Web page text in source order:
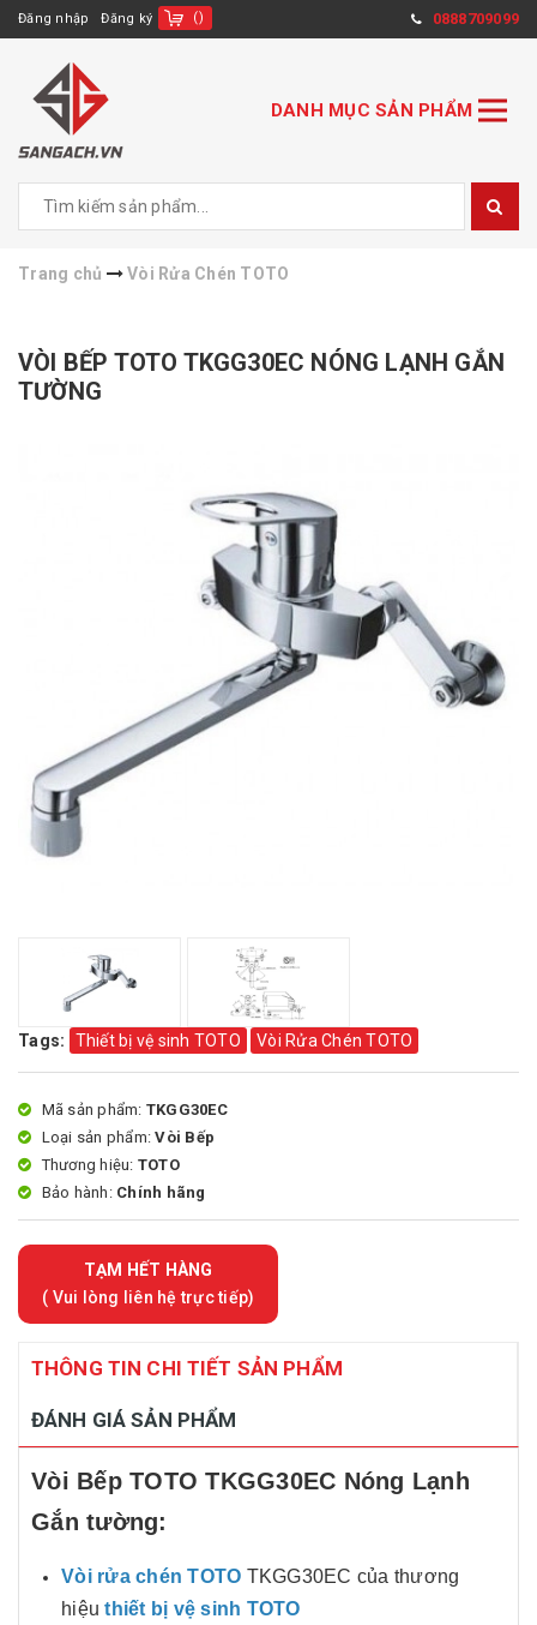
Đăng nhập Đăng ký () 0888709099
DANH MỤC SẢN PHẨM
Trang chủ Vòi Rửa Chén TOTO
VÒI BẾP TOTO TKGG30EC NÓNG LẠNH GẮN
TƯỜNG
Tags: Thiết bị vệ sinh TOTO Vòi Rửa Chén TOTO
Mã sản phẩm: TKGG30EC
Loại sản phẩm:Vòi Bếp
Thương hiệu: TOTO
Bảo hành: Chính hãng
TẠM HẾT HÀNG
( Vui lòng liên hệ trực tiếp)
THÔNG TIN CHI TIẾT SẢN PHẨM
ĐÁNH GIÁ SẢN PHẨM
Vòi Bếp TOTO TKGG30EC Nóng Lạnh
Gắn tường:
Vòi rửa chén TOTO TKGG30EC của thương
hiệuthiết bị vệ sinh TOTO